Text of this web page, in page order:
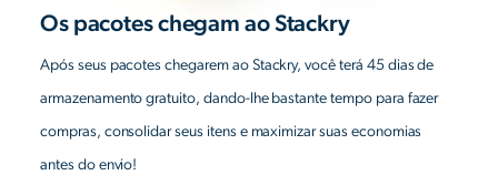
Os pacotes chegam ao Stackry
Após seus pacotes chegarem ao Stackry, você terá 45 dias de
armazenamento gratuito, dando-lhe bastante tempo para fazer
compras, consolidar seus itens e maximizar suas economias
antes do envio!